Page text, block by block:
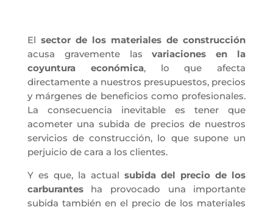
El sector de los materiales de construcción
acusa gravemente lasvariaciones en la
coyuntura económica, lo que afecta
directamente a nuestros presupuestos, precios
y márgenes de beneficios como profesionales.
La consecuencia inevitable es tener que
acometer una subida de precios de nuestros
servicios de construcción, lo que supone un
perjuicio de cara a los clientes.
Y es que, la actualsubida del precio de los
carburantesha provocado una importante
subida también en el precio de los materiales